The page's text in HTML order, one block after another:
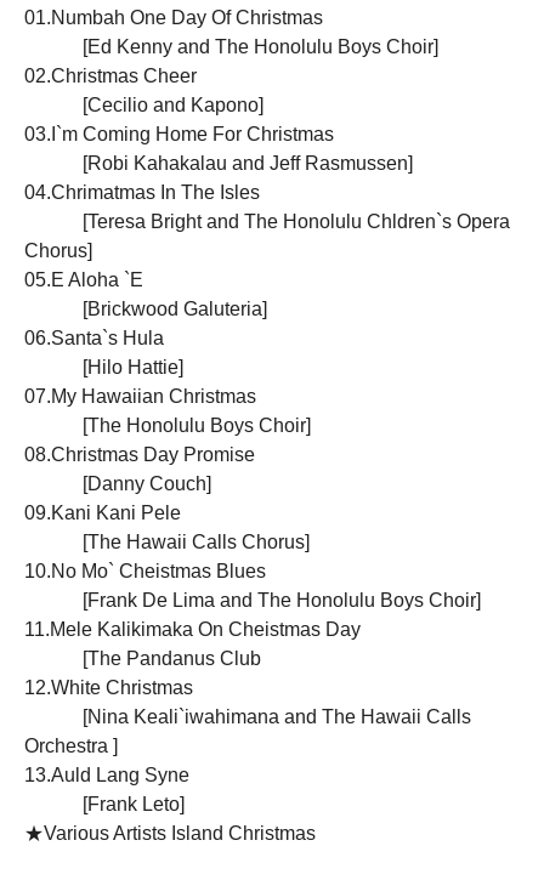
01.Numbah One Day Of Christmas
[Ed Kenny and The Honolulu Boys Choir]
02.Christmas Cheer
[Cecilio and Kapono]
03.I`m Coming Home For Christmas
[Robi Kahakalau and Jeff Rasmussen]
04.Chrimatmas In The Isles
[Teresa Bright and The Honolulu Chldren`s Opera
Chorus]
05.E Aloha `E
[Brickwood Galuteria]
06.Santa`s Hula
[Hilo Hattie]
07.My Hawaiian Christmas
[The Honolulu Boys Choir]
08.Christmas Day Promise
[Danny Couch]
09.Kani Kani Pele
[The Hawaii Calls Chorus]
10.No Mo` Cheistmas Blues
[Frank De Lima and The Honolulu Boys Choir]
11.Mele Kalikimaka On Cheistmas Day
[The Pandanus Club
12.White Christmas
[Nina Keali`iwahimana and The Hawaii Calls
Orchestra ]
13.Auld Lang Syne
[Frank Leto]
★Various Artists Island Christmas